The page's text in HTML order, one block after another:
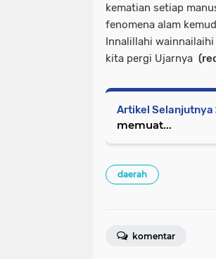
kematian setiap
fenomena alam
Innalillahi
kita pergi Ujarnya
Artikel Selanjutnya
memuat...
daerah
komentar